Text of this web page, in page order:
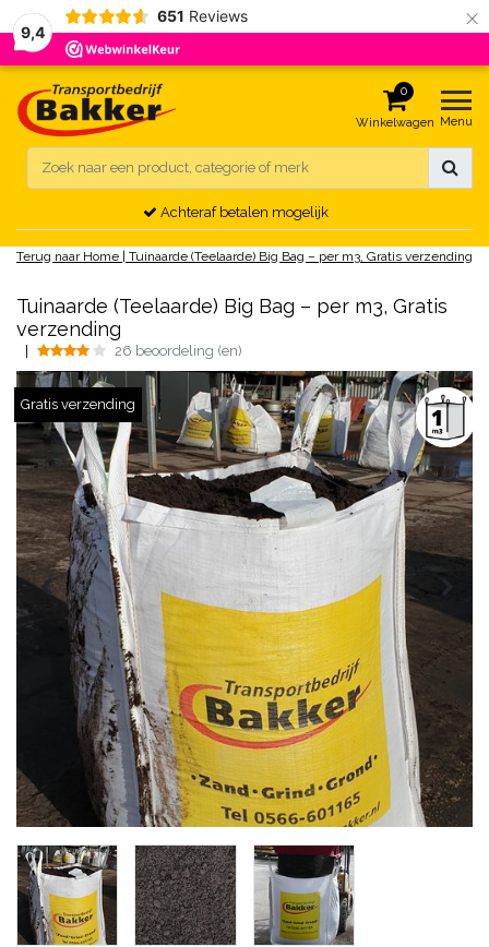
9,4
651 Reviews ×
0
Winkelwagen Menu
Achteraf betalen mogelijk
Terug naar Home Tuinaarde (Teelaarde) Big Bag – per m3, Gratis verzending
Tuinaarde (Teelaarde) Big Bag – per m3, Gratis
verzending
26 beoordeling (en)
Gratis verzending